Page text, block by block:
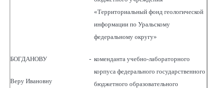
«Территориальный фонд геологической
информации по Уральскому
федеральному округу»
БОГДАНОВУ
Веру Ивановну
- коменданта учебно-лабораторного
корпуса федерального государственного
бюджетного образовательного